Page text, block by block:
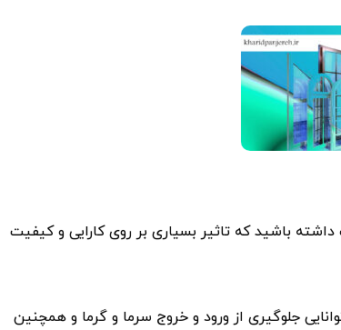
باشید که تاثیر بسیاری بر روی کارایی و کیفیت
جلوگیری از ورود و خروج سرما و گرما و همچنین